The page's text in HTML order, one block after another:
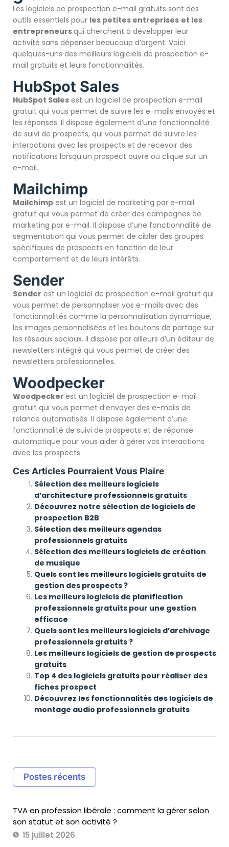
Les logiciels de prospection e-mail gratuits sont des
outils essentiels pour les petites entreprises et les
entrepreneursqui cherchent à développer leur
activité sans dépenser beaucoup d’argent. Voici
quelques-uns des meilleurs logiciels de prospection e-
mail gratuits et leurs fonctionnalités.
HubSpot Sales
HubSpot Sales est un logiciel de prospection e-mail
gratuit qui vous permet de suivre les e-mails envoyés et
les réponses. Il dispose également d’une fonctionnalité
de suivi de prospects, qui vous permet de suivre les
interactions avec les prospects et de recevoir des
notifications lorsqu’un prospect ouvre ou clique sur un
e-mail.
Mailchimp
Mailchimp est un logiciel de marketing par e-mail
gratuit qui vous permet de créer des campagnes de
marketing par e-mail. Il dispose d’une fonctionnalité de
segmentation qui vous permet de cibler des groupes
spécifiques de prospects en fonction de leur
comportement et de leurs intérêts.
Sender
Sender est un logiciel de prospection e-mail gratuit qui
vous permet de personnaliser vos e-mails avec des
fonctionnalités comme la personnalisation dynamique,
les images personnalisées et les boutons de partage sur
les réseaux sociaux. Il dispose par ailleurs d’un éditeur de
newsletters intégré qui vous permet de créer des
newsletters professionnelles.
Woodpecker
Woodpecker est un logiciel de prospection e-mail
gratuit qui vous permet d’envoyer des e-mails de
relance automatisés. Il dispose également d’une
fonctionnalité de suivi de prospects et de réponse
automatique pour vous aider à gérer vos interactions
avec les prospects.
Ces Articles Pourraient Vous Plaire
Sélection des meilleurs logiciels
d’architecture professionnels gratuits
Découvrez notre sélection de logiciels de
prospection B2B
Sélection des meilleurs agendas
professionnels gratuits
Sélection des meilleurs logiciels de création
de musique
Quels sont les meilleurs logiciels gratuits de
gestion des prospects ?
Les meilleurs logiciels de planification
professionnels gratuits pour une gestion
efficace
Quels sont les meilleurs logiciels d’archivage
professionnels gratuits ?
Les meilleurs logiciels de gestion de prospects
gratuits
Top 4 des logiciels gratuits pour réaliser des
fiches prospect
Découvrez les fonctionnalités des logiciels de
montage audio professionnels gratuits
Postes récents
TVA en profession libérale : comment la gérer selon
son statut et son activité ?
15 juillet 2026